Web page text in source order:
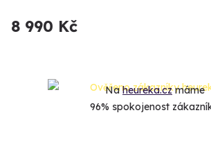
8 990 Kč
Naheureka.czmáme
96% spokojenost